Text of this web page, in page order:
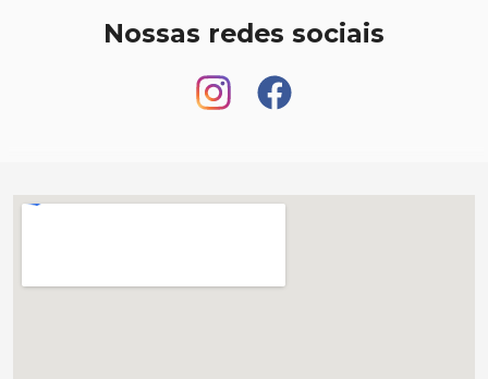
Nossas redes sociais